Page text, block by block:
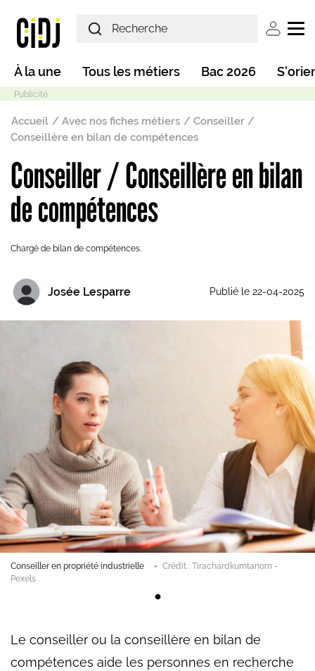
User
Main navigation
À la une Tous les métiers Bac 2026
Mode sombre
Fil d'Ariane
Accueil Avec nos fiches métiers
Conseiller /
Conseillère en bilan de compétences
Conseiller / Conseillère en bilan
de compétences
Chargé de bilan de compétences.
Josée Lesparre Publié le 22-04-2025
Conseiller en propriété industrielle
Crédit : Tirachardkumtanom -
Pexels
Le conseiller ou la conseillère en bilan de
compétences aide les personnes en recherche